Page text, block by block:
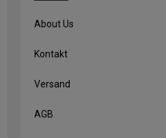
About Us
Kontakt
Versand
AGB